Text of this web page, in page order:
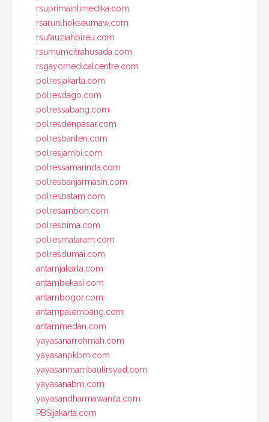
rsuprimaintimedika.com
rsarunlhokseumaw.com
rsufauziahbireu.com
rsumumcitrahusada.com
rsgayomedicalcentre.com
polresjakarta.com
polresdago.com
polressabang.com
polresdenpasar.com
polresbanten.com
polresjambi.com
polressamarinda.com
polresbanjarmasin.com
polresbatam.com
polresambon.com
polresbima.com
polresmataram.com
polresdumai.com
antamjakarta.com
antambekasi.com
antambogor.com
antampalembang.com
antammedan.com
yayasanarrohmah.com
yayasanpkbm.com
yayasanmambaulirsyad.com
yayasanabm.com
yayasandharmawanita.com
PBSIjakarta.com